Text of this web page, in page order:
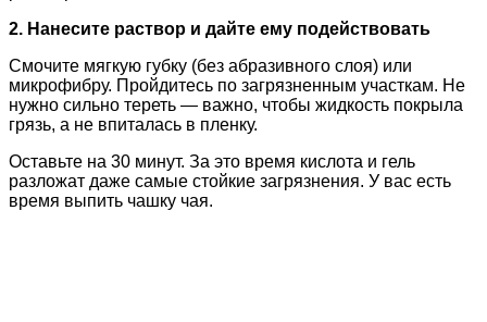
2. Нанесите раствор и дайте ему подействовать
Смочите мягкую губку (без абразивного слоя) или
микрофибру. Пройдитесь по загрязненным участкам. Не
нужно сильно тереть — важно, чтобы жидкость покрыла
грязь, а не впиталась в пленку.
Оставьте на 30 минут. За это время кислота и гель
разложат даже самые стойкие загрязнения. У вас есть
время выпить чашку чая.